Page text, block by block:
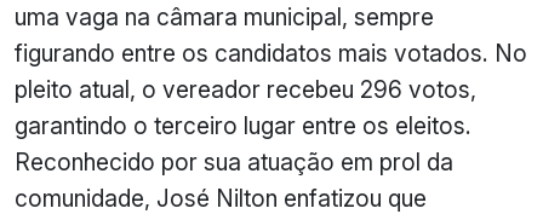
uma vaga na câmara municipal, sempre
figurando entre os candidatos mais votados. No
pleito atual, o vereador recebeu 296 votos,
garantindo o terceiro lugar entre os eleitos.
Reconhecido por sua atuação em prol da
comunidade, José Nilton enfatizou que